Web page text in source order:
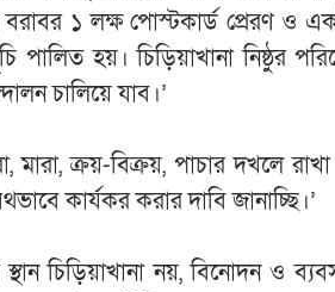
বরাবর ১ লক্ষ পোস্টকার্ড প্রেরণ ও
হয়। চিড়িয়াখানা নিষ্ঠুর
চালিয়ে যাব।’
মারা, ক্রয়-বিক্রয়, পাচার দখলে
কার্যকর করার দাবি জানাচ্ছি।’
চিড়িয়াখানা নয়, বিনোদন ও